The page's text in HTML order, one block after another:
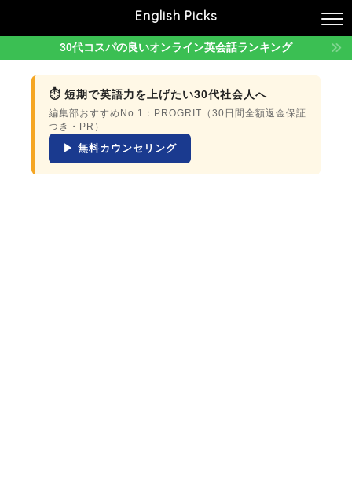
English Picks
30代コスパの良いオンライン英会話ランキング
⏱ 短期で英語力を上げたい30代社会人へ
編集部おすすめNo.1：PROGRIT（30日間全額返金保証
つき・PR）
▶ 無料カウンセリング